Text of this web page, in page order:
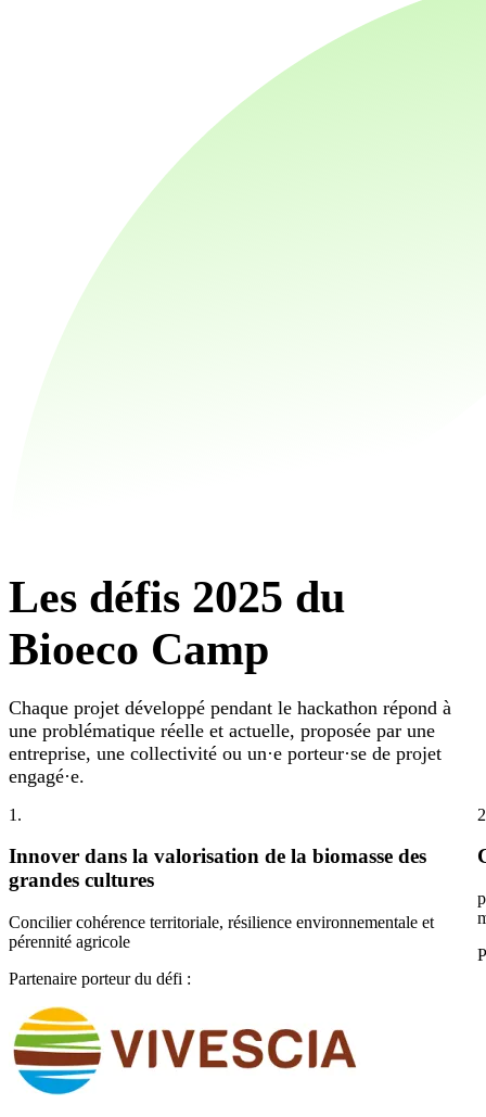
Les défis 2025 du
Bioeco Camp
Chaque projet développé pendant le hackathon répond à
une problématique réelle et actuelle, proposée par une
entreprise, une collectivité ou un·e porteur·se de projet
engagé·e.
1.
Innover dans la valorisation de la biomasse des
grandes cultures
Concilier cohérence territoriale, résilience environnementale et
pérennité agricole
Partenaire porteur du défi :